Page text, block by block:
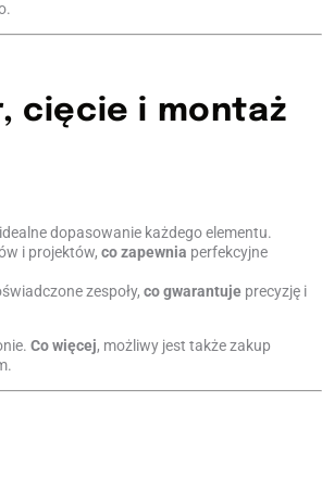
cięcie i montaż
idealne dopasowanie każdego elementu.
i projektów, co zapewnia perfekcyjne
zespoły, co gwarantuje precyzję i
Co więcej, możliwy jest także zakup